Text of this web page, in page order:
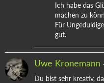
Ich habe das
machen zu
Für
gut.
Uwe Kronemann
Du bist sehr kreativ,